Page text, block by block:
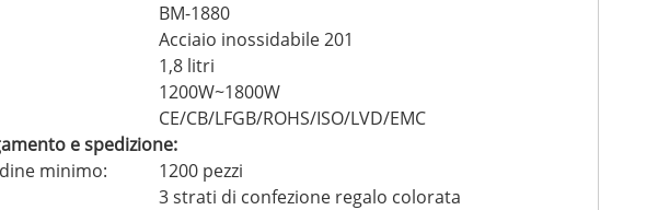
BM-1880
Acciaio inossidabile 201
1,8 litri
1200W~1800W
CE/CB/LFGB/ROHS/ISO/LVD/EMC
e spedizione:
minimo:
1200 pezzi
3 strati di confezione regalo colorata